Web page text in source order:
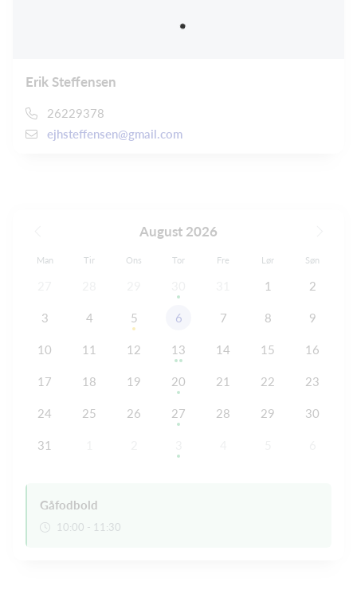
Erik Steffensen
26229378
ejhsteffensen@gmail.com
August 2026
Man Tir Ons Tor Fre Lør Søn
1 2
3 4 5 6 7 8 9
10 11 12 13 14 15 16
17 18 19 20 21 22 23
24 25 26 27 28 29 30
31
Gåfodbold
10:00 - 11:30